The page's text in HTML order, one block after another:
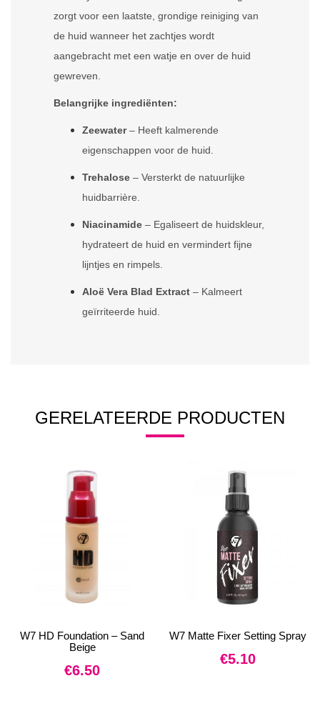
zorgt voor een laatste, grondige reiniging van
de huid wanneer het zachtjes wordt
aangebracht met een watje en over de huid
gewreven.
Belangrijke ingrediënten:
Zeewater– Heeft kalmerende
eigenschappen voor de huid.
Trehalose – Versterkt de natuurlijke
huidbarrière.
Niacinamide – Egaliseert de huidskleur,
hydrateert de huid en vermindert fijne
lijntjes en rimpels.
Aloë Vera Blad Extract – Kalmeert
geïrriteerde huid.
GERELATEERDE PRODUCTEN
W7 HD Foundation – Sand
Beige
€6.50
W7 Matte Fixer Setting Spray
€5.10